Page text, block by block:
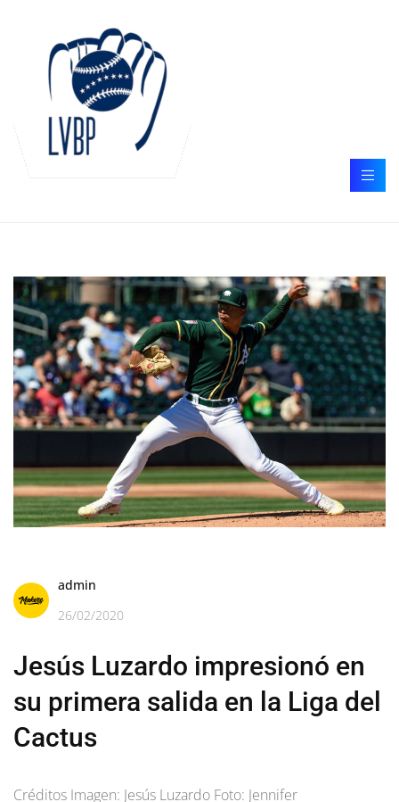
admin
26/02/2020
Jesús Luzardo impresionó en
su primera salida en la Liga del
Cactus
Créditos Imagen: Jesús Luzardo Foto: Jennifer